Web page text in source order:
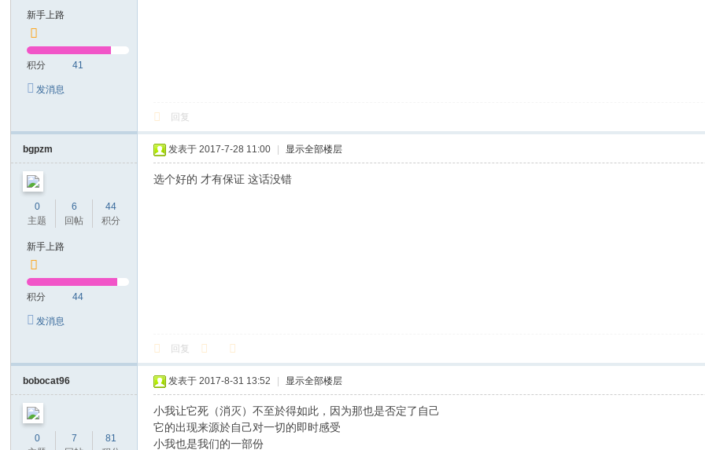
新手上路
积分 41
发消息
回复
bgpzm
0
主题
6
回帖
44
积分
新手上路
积分 44
发消息
发表于 2017-7-28 11:00 显示全部楼层
选个好的 才有保证 这话没错
回复
bobocat96
0
7
81
发表于 2017-8-31 13:52 显示全部楼层
小我让它死（消灭）不至於得如此，因为那也是否定了自己
它的出现来源於自己对一切的即时感受
小我也是我们的一部份